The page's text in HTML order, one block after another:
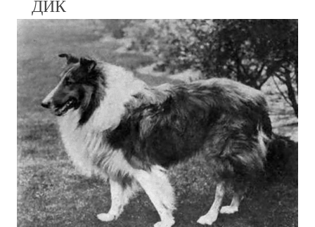
ДИК